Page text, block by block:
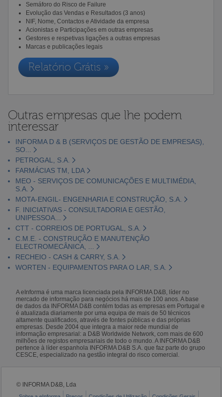
Semáforo do Risco de Failure
Evolução das Vendas e Resultados (3 anos)
NIF, Nome, Contactos e Atividade da empresa
Acionistas e Participações em outras empresas
Gestores e respetivas ligações a outras empresas
Marcas e publicações legais
Relatório Grátis »
Outras empresas que lhe podem
interessar
INFORMA D & B (SERVIÇOS DE GESTÃO DE EMPRESAS),
SO...
PETROGAL, S.A.
FARMÁCIAS TM, LDA
MEO - SERVIÇOS DE COMUNICAÇÕES E MULTIMÉDIA,
S.A.
MOTA-ENGIL- ENGENHARIA E CONSTRUÇÃO, S.A.
F. INICIATIVAS - CONSULTADORIA E GESTÃO,
UNIPESSOA...
CTT - CORREIOS DE PORTUGAL, S.A.
C.M.E. - CONSTRUÇÃO E MANUTENÇÃO
ELECTROMECÂNICA, ...
RECHEIO - CASH & CARRY, S.A.
WORTEN - EQUIPAMENTOS PARA O LAR, S.A.
A eInforma é uma marca licenciada pela INFORMA D&B, líder no
mercado de informação para negócios há mais de 100 anos. A base
de dados da INFORMA D&B contém todas as empresas em Portugal e
é atualizada diariamente por uma equipa de mais de 50 técnicos
altamente qualificados, através de fontes públicas e das próprias
empresas. Desde 2004 que integra a maior rede mundial de
informação empresarial: a D&B Worldwide Network, com mais de 600
milhões de registos empresariais de todo o mundo. A INFORMA D&B
pertence à líder espanhola INFORMA D&B S.A. que faz parte do grupo
CESCE, especializado na gestão integral do risco comercial.
© INFORMA D&B, Lda